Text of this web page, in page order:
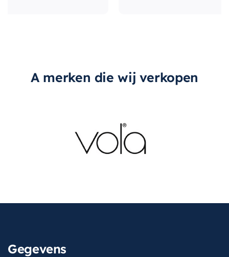
A merken die wij verkopen
Gegevens